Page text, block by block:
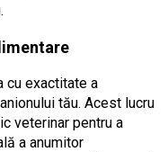
cu exactitate a
tău. Acest lucru
veterinar pentru a
a anumitor